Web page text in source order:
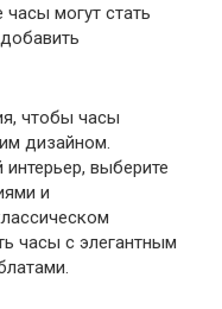
могут стать
чтобы часы
дизайном.
выберите
и
часы с элегантным